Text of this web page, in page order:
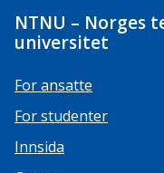
NTNU – Norges
universitet
For ansatte
For studenter
Innsida